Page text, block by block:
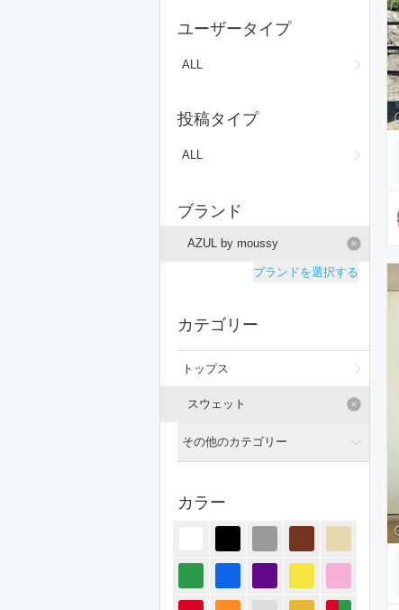
ユーザータイプ
ALL
投稿タイプ
ALL
ブランド
AZUL by moussy
ブランドを選択する
カテゴリー
トップス
スウェット
その他のカテゴリー
パンツ
オールインワン・サロペット
カラー